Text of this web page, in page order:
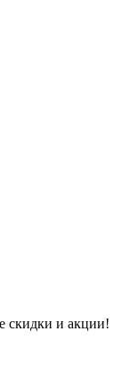
скидки и акции!